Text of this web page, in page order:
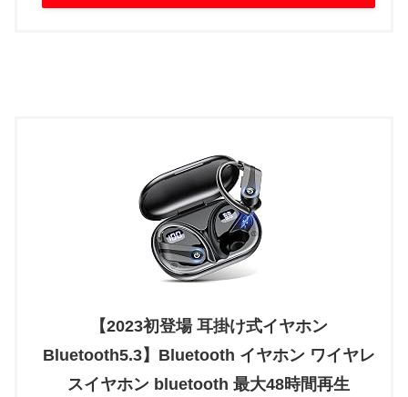
【2023初登場 耳掛け式イヤホン
Bluetooth5.3】Bluetooth イヤホン ワイヤレ
スイヤホン bluetooth 最大48時間再生